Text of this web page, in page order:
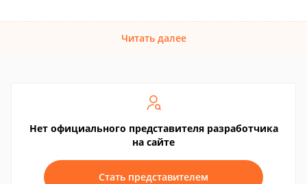
Читать далее
Нет официального представителя разработчика
на сайте
Стать представителем